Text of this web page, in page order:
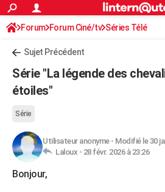
ACTUALITÉS
Politique
Société
Faits Divers
Education
Monde
Villes
+
Programme TV
TNTStreaming
Cinéma
Sorties cinéma
Musique
FINANCE
Retraite
Impôts
Epargne
Immobilier
Risques naturels par ville
Banque
Assurance
Crédit
AUTO
Essais
Réserver un essai
Citadines
Berlines
SUV
Forum auto
HIGH-TECH
Mobiles
Meilleur smartphone
Internet
Ordinateurs
Jeux vidéo
Guide high-tech
BRICOLAGE
S'inscrire
Connexion
Forum Forum Ciné/tv Séries Télé
Sujet Précédent
Série "La légende des
étoiles"
Série
Utilisateur anonyme- Modifié le 30
Laloux - 28 févr. 2026 à 23:26
Bonjour,